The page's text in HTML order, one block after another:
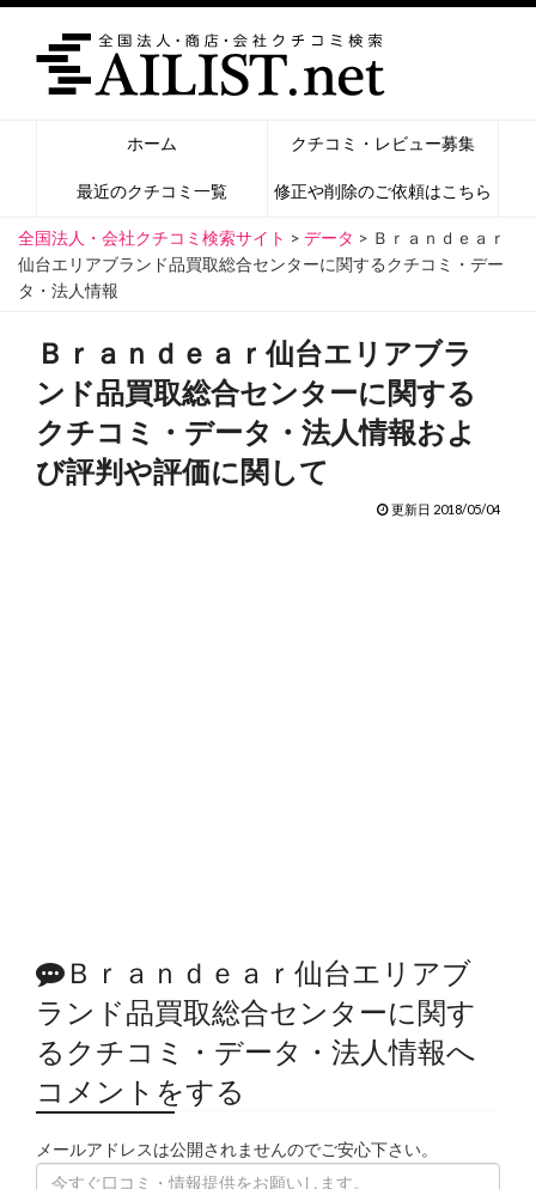
ホーム クチコミ・レビュー募集
最近のクチコミ一覧 修正や削除のご依頼はこちら
全国法人・会社クチコミ検索サイト > データ > Ｂｒａｎｄｅａｒ
仙台エリアブランド品買取総合センターに関するクチコミ・デー
タ・法人情報
Ｂｒａｎｄｅａｒ仙台エリアブラ
ンド品買取総合センターに関する
クチコミ・データ・法人情報およ
び評判や評価に関して
更新日 2018/05/04
Ｂｒａｎｄｅａｒ仙台エリアブ
ランド品買取総合センターに関す
るクチコミ・データ・法人情報へ
コメントをする
メールアドレスは公開されませんのでご安心下さい。